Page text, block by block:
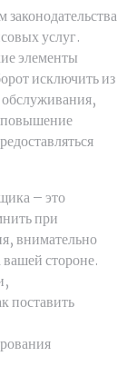
услуг.
элементы
исключить из
повышение
– это
при
внимательно
стороне.
поставить